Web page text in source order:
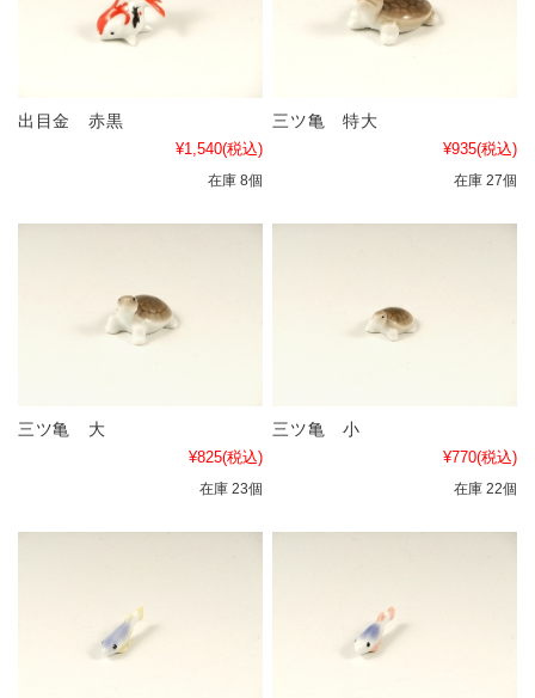
出目金 赤黒
¥1,540(税込)
在庫 8個
三ツ亀 特大
¥935(税込)
在庫 27個
三ツ亀 大
¥825(税込)
在庫 23個
三ツ亀 小
¥770(税込)
在庫 22個